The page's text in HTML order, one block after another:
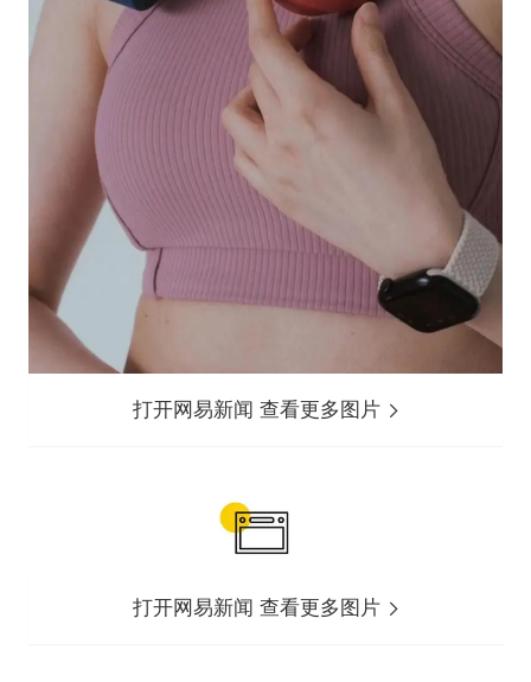
打开网易新闻 查看更多图片
打开网易新闻 查看更多图片